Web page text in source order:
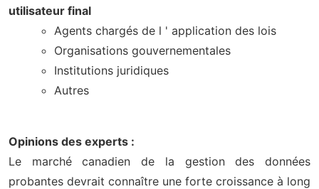
utilisateur final
Agents chargés de l ' application des lois
Organisations gouvernementales
Institutions juridiques
Autres
Opinions des experts :
Le marché canadien de la gestion des données
probantes devrait connaître une forte croissance à long